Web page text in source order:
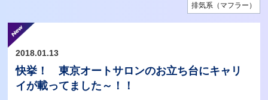
排気系（マフラー）
2018.01.13
快挙！ 東京オートサロンのお立ち台にキャリ
イが載ってました～！！